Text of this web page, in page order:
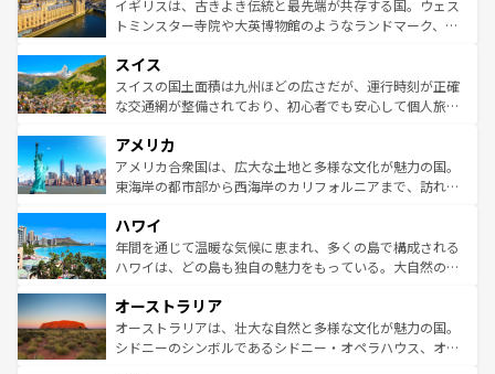
らに、パリ以外の地域にも魅力が溢れており、どの街角に
れる地方に足を運ぶとそれぞれで全く異なる文化を体験で
きるだろう。 なお、新着のフランス情報はコンテンツ一覧
を参照してほしい。
ルリンの文化的活気、バイエルン州のアルプスの絶景、そ
してライン川沿いのワイン畑といった風景は必見。ビール
は、お酒好きな人にはぜひ体験してほしい。 なお、新着の
ドイツ情報はコンテンツ一覧を参照してほしい。
イギリスは、古きよき伝統と最先端が共存する国。ウェス
トミンスター寺院や大英博物館のようなランドマーク、歴
リアごとに異なる魅力がある。また、優雅なアフタヌーン
ティー、ビール好きにはたまらない英国パブ、サッカー観
戦など、本場だからこそできる体験も豊富。イギリスを旅
ンツ一覧を参照してほしい。
スイス
スイスの国土面積は九州ほどの広さだが、運行時刻が正確
な交通網が整備されており、初心者でも安心して個人旅行
の建物がそのまま残る町や、スイスならではのユニークな
博物館もあり、アルプス観光だけでなく町歩きも満喫する
ことができる。国民の所得が高いため物価も高いが、旅行
ば市内交通費無料で観光を楽しむこともできる。 なお、新
着のスイス情報はコンテンツ一覧 を参照してほしい。
アメリカ
アメリカ合衆国は、広大な土地と多様な文化が魅力の国。
東海岸の都市部から西海岸のカリフォルニアまで、訪れる
のような巨大都市は、観光、ショッピング、エンターテイ
ンメントが詰まった刺激的なスポットだ。一方、アメリカ
西部には大自然が広がり、グランドキャニオンやイエロー
部のニューオーリンズでは、音楽と美食が融合した独特の
文化が魅力。旅行者はアメリカの各地域で異なる魅力を楽
しみながら、その多様性と豊かな歴史を感じることができ
ハワイ
年間を通じて温暖な気候に恵まれ、多くの島で構成される
ハワイは、どの島も独自の魅力をもっている。大自然の神
ワイ島は見逃せない。また、定番の観光地といえばオアフ
島だが、静かな自然を求めるならマウイ島やカウアイ島が
おすすめ。エメラルドグリーンに輝く海をはじめ、豊かな
オーストラリア
オーストラリアは、壮大な自然と多様な文化が魅力の国。
シドニーのシンボルであるシドニー・オペラハウス、オー